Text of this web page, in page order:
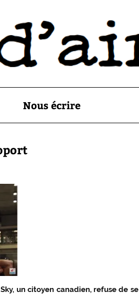
Nous écrire
un citoyen canadien, refuse de se